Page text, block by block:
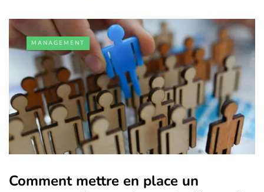
MANAGEMENT
Comment mettre en place un